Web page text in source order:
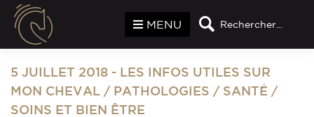
Rechercher...
MENU
5 JUILLET 2018 - LES INFOS UTILES SUR
MON CHEVAL / PATHOLOGIES / SANTÉ /
SOINS ET BIEN ÊTRE
Panneau de gestion des cookies